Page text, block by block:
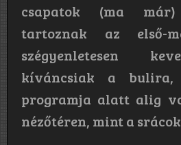
csapatok (ma
tartoznak az első-
szégyenletesen
kíváncsiak a
programja alatt alig
nézőtéren, mint a